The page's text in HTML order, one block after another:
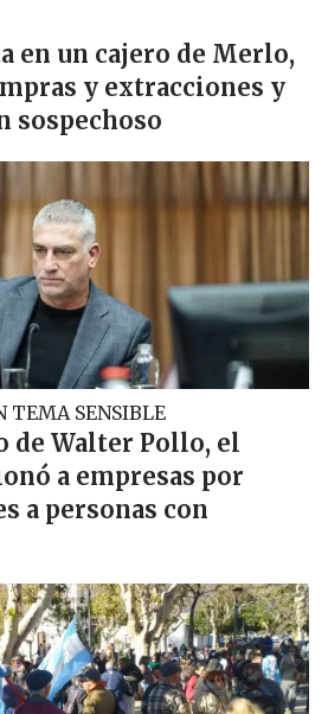
en un cajero de Merlo,
y extracciones y
sospechoso
TEMA SENSIBLE
de Walter Pollo, el
a empresas por
a personas con